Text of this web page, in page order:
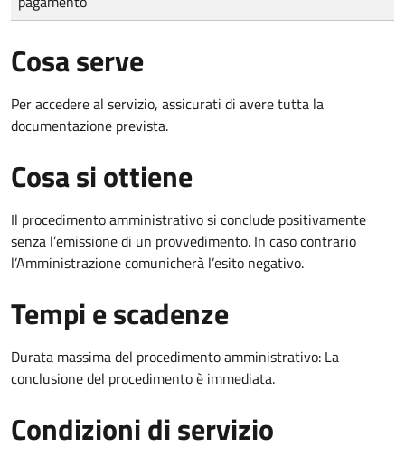
Cosa serve
Per accedere al servizio, assicurati di avere tutta la
documentazione prevista.
Cosa si ottiene
Il procedimento amministrativo si conclude positivamente
senza l’emissione di un provvedimento. In caso contrario
l’Amministrazione comunicherà l’esito negativo.
Tempi e scadenze
Durata massima del procedimento amministrativo: La
conclusione del procedimento è immediata.
Condizioni di servizio